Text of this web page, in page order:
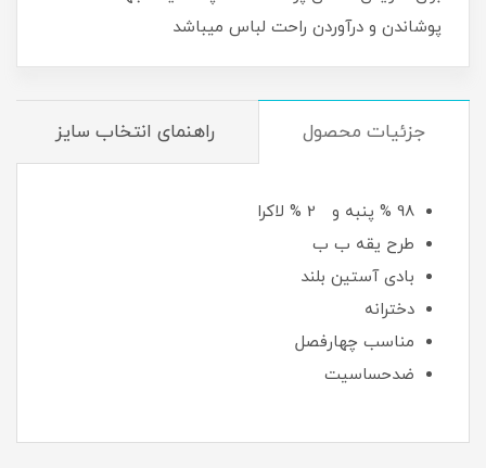
پوشاندن و درآوردن راحت لباس میباشد
جزئیات محصول راهنمای انتخاب سایز
98 % پنبه و 2 % لاکرا
طرح یقه ب ب
بادی آستین بلند
دخترانه
مناسب چهارفصل
ضدحساسیت